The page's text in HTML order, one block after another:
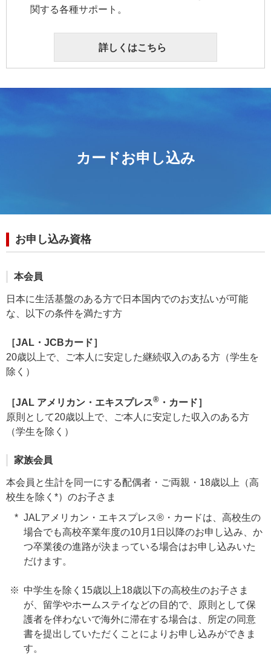
関する各種サポート。
詳しくはこちら
カードお申し込み
お申し込み資格
本会員
日本に生活基盤のある方で日本国内でのお支払いが可能
な、以下の条件を満たす方
［JAL・JCBカード］
20歳以上で、ご本人に安定した継続収入のある方（学生を
除く）
［JAL アメリカン・エキスプレス® ・カード］
原則として20歳以上で、ご本人に安定した収入のある方
（学生を除く）
家族会員
本会員と生計を同一にする配偶者・ご両親・18歳以上（高
校生を除く*）のお子さま
JALアメリカン・エキスプレス®・カードは、高校生の
場合でも高校卒業年度の10月1日以降のお申し込み、か
つ卒業後の進路が決まっている場合はお申し込みいた
だけます。
中学生を除く15歳以上18歳以下の高校生のお子さま
が、留学やホームステイなどの目的で、原則として保
護者を伴わないで海外に滞在する場合は、所定の同意
書を提出していただくことによりお申し込みができま
す。